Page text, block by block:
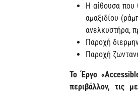
Η αίθουσα που
αμαξιδίου
ανελκυστήρα,
Παροχή
Παροχή
Το Έργο «
περιβάλλον, τις